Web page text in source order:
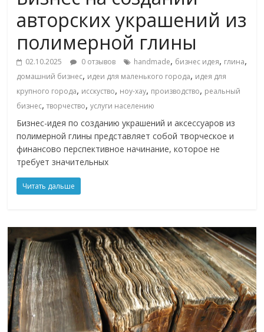
авторских украшений из
полимерной глины
02.10.2025 0 отзывов handmade, бизнес идея, глина,
домашний бизнес, идеи для маленького города, идея для
крупного города, исскуство, ноу-хау, производство, реальный
бизнес,творчество,услуги населению
Бизнес-идея по созданию украшений и аксессуаров из
полимерной глины представляет собой творческое и
финансово перспективное начинание, которое не
требует значительных
Читать дальше